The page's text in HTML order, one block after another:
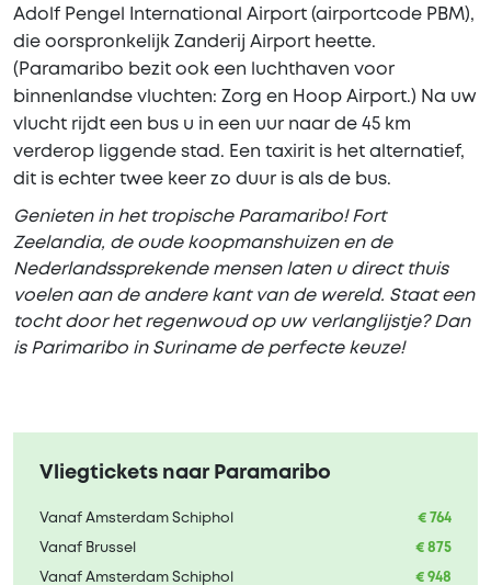
Adolf Pengel International Airport (airportcode PBM),
die oorspronkelijk Zanderij Airport heette.
(Paramaribo bezit ook een luchthaven voor
binnenlandse vluchten: Zorg en Hoop Airport.) Na uw
vlucht rijdt een bus u in een uur naar de 45 km
verderop liggende stad. Een taxirit is het alternatief,
dit is echter twee keer zo duur is als de bus.
Genieten in het tropische Paramaribo! Fort
Zeelandia, de oude koopmanshuizen en de
Nederlandssprekende mensen laten u direct thuis
voelen aan de andere kant van de wereld. Staat een
tocht door het regenwoud op uw verlanglijstje? Dan
is Parimaribo in Suriname de perfecte keuze!
Vliegtickets naar Paramaribo
Vanaf Amsterdam Schiphol € 764
Vanaf Brussel € 875
Vanaf Amsterdam Schiphol € 948